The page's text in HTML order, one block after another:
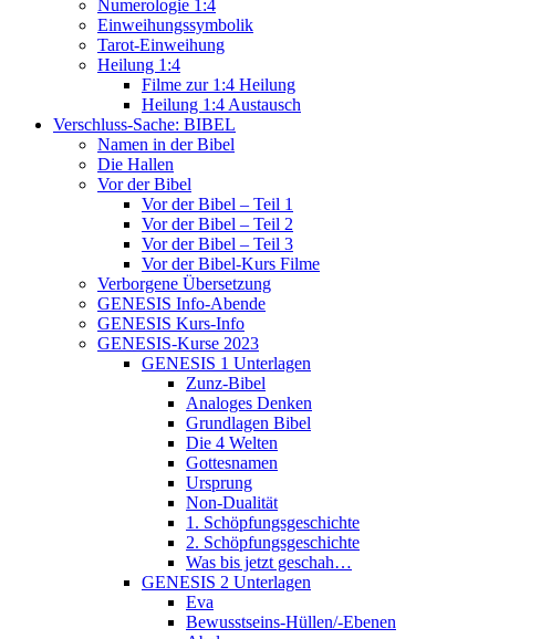
Numerologie 1:4
Einweihungssymbolik
Tarot-Einweihung
Heilung 1:4
Filme zur 1:4 Heilung
Heilung 1:4 Austausch
Verschluss-Sache: BIBEL
Namen in der Bibel
Die Hallen
Vor der Bibel
Vor der Bibel – Teil 1
Vor der Bibel – Teil 2
Vor der Bibel – Teil 3
Vor der Bibel-Kurs Filme
Verborgene Übersetzung
GENESIS Info-Abende
GENESIS Kurs-Info
GENESIS-Kurse 2023
GENESIS 1 Unterlagen
Zunz-Bibel
Analoges Denken
Grundlagen Bibel
Die 4 Welten
Gottesnamen
Ursprung
Non-Dualität
1. Schöpfungsgeschichte
2. Schöpfungsgeschichte
Was bis jetzt geschah…
GENESIS 2 Unterlagen
Eva
Bewusstseins-Hüllen/-Ebenen